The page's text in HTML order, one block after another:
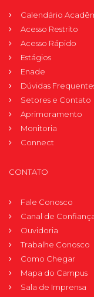
Calendário
Acesso Restrito
Acesso Rápido
Estágios
Enade
Dúvidas
Setores e Contato
Aprimoramento
Monitoria
Connect
CONTATO
Fale Conosco
Canal de
Ouvidoria
Trabalhe Conosco
Como Chegar
Mapa do Campus
Sala de Imprensa